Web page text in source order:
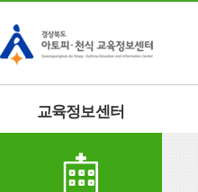
교육정보센터